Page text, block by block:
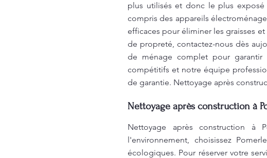
plus utilisés et donc le plus
compris des appareils
efficaces pour éliminer les graisses
de propreté, contactez-nous dès
de ménage complet pour
compétitifs et notre équipe
de garantie. Nettoyage après
Nettoyage après construction à
Nettoyage après construction à
l'environnement, choisissez
écologiques. Pour réserver votre